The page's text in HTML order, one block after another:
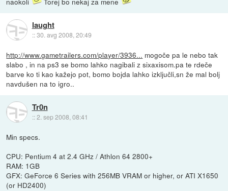
laught
::30. avg 2008, 20:49
http://www.gametrailers.com/player/3936... mogoče pa le nebo tak
slabo , in na ps3 se bomo lahko nagibali z sixaxisom.pa te rdeče
barve ko ti kao kažejo pot, bomo bojda lahko izključli,sn že mal bolj
navdušen na to igro..
Tr0n
::2. sep 2008, 08:41
Min specs.
CPU: Pentium 4 at 2.4 GHz / Athlon 64 2800+
RAM: 1GB
GFX: GeForce 6 Series with 256MB VRAM or higher, or ATI X1650
(or HD2400)